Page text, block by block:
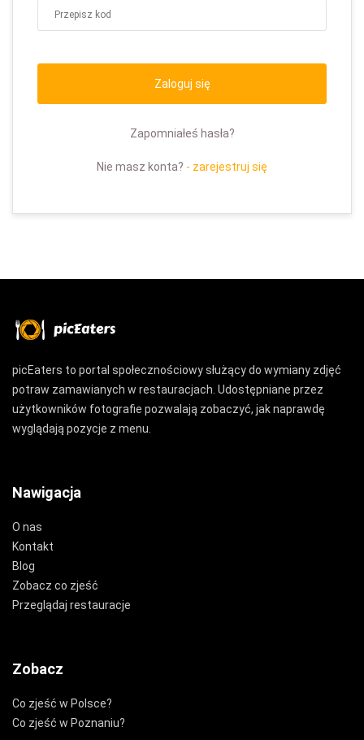
Zaloguj się
Zapomniałeś hasła?
Nie masz konta? - zarejestruj się
picEaters to portal społecznościowy służący do wymiany zdjęć
potraw zamawianych w restauracjach. Udostępniane przez
użytkowników fotografie pozwalają zobaczyć, jak naprawdę
wyglądają pozycje z menu.
Nawigacja
O nas
Kontakt
Blog
Zobacz co zjeść
Przeglądaj restauracje
Zobacz
Co zjeść w Polsce?
Co zjeść w Poznaniu?